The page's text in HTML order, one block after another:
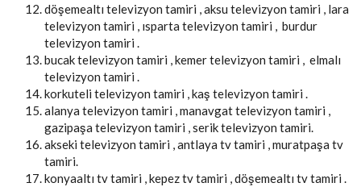
döşemealtı televizyon tamiri , aksu televizyon tamiri , lara
televizyon tamiri , ısparta televizyon tamiri , burdur
televizyon tamiri .
bucak televizyon tamiri , kemer televizyon tamiri , elmalı
televizyon tamiri .
korkuteli televizyon tamiri , kaş televizyon tamiri .
alanya televizyon tamiri , manavgat televizyon tamiri ,
gazipaşa televizyon tamiri , serik televizyon tamiri.
akseki televizyon tamiri , antlaya tv tamiri , muratpaşa tv
tamiri.
konyaaltı tv tamiri , kepez tv tamiri , döşemealtı tv tamiri .